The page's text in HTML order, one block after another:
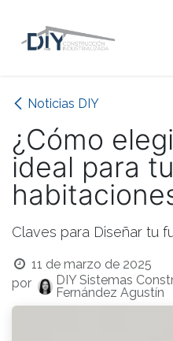
Noticias DIY
¿Cómo
ideal para
Claves para Diseñar tu
11 de marzo de 2025
por
DIY Sistemas
Fernández Agustín